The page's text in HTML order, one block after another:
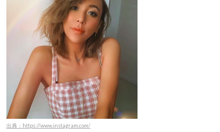
出典：https://www.instagram.com/